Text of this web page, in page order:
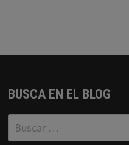
BUSCA EN EL BLOG
Buscar: